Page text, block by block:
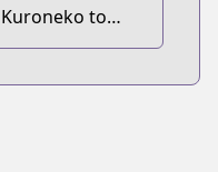
Kuroneko to
Majo no